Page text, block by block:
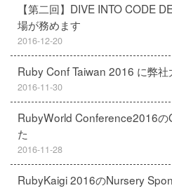
【第二回】DIVE INTO CODE
場が務めます
2016-12-20
Ruby Conf Taiwan 2016 に弊社
2016-11-30
RubyWorld Conference2016の
た
2016-11-28
RubyKaigi 2016のNursery